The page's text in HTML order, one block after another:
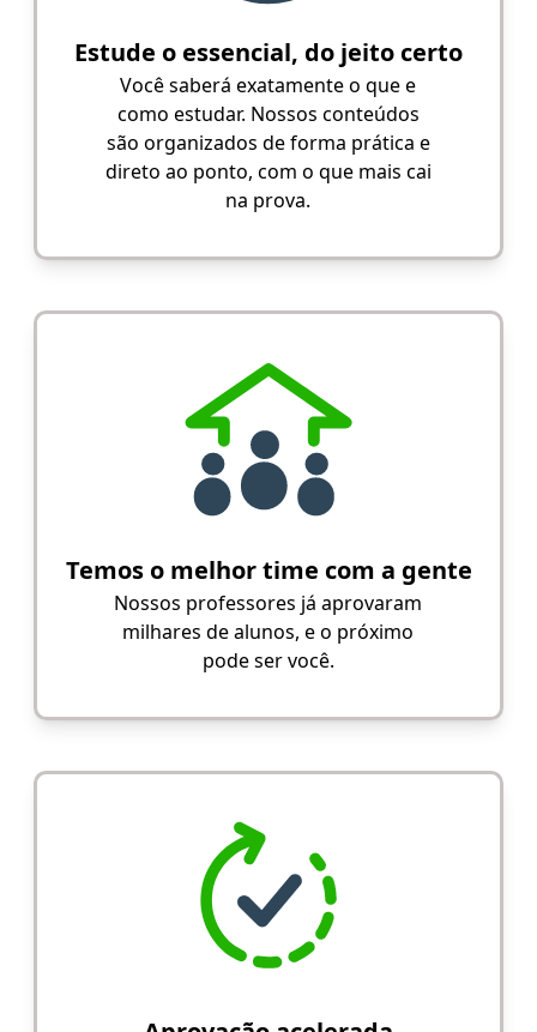
Estude o essencial, do jeito certo
Você saberá exatamente o que e
como estudar. Nossos conteúdos
são organizados de forma prática e
direto ao ponto, com o que mais cai
na prova.
Temos o melhor time com a gente
Nossos professores já aprovaram
milhares de alunos, e o próximo
pode ser você.